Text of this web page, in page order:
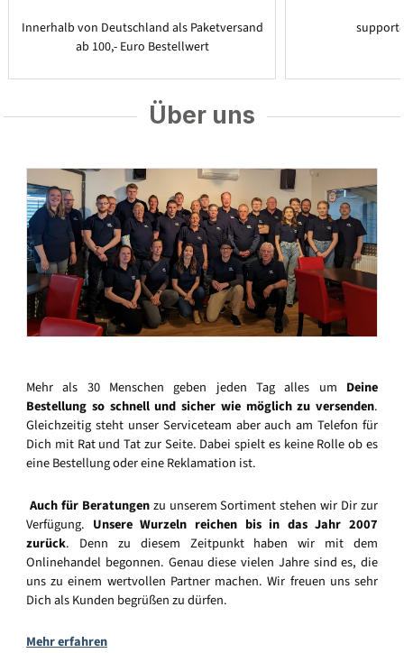
Innerhalb von Deutschland als Paketversand
ab 100,- Euro Bestellwert
Über uns
Mehr als 30 Menschen geben jeden Tag alles um Deine
Bestellung so schnell und sicher wie möglich zu versenden.
Gleichzeitig steht unser Serviceteam aber auch am Telefon für
Dich mit Rat und Tat zur Seite. Dabei spielt es keine Rolle ob es
eine Bestellung oder eine Reklamation ist.
Auch für Beratungenzu unserem Sortiment stehen wir Dir zur
Verfügung. Unsere Wurzeln reichen bis in das Jahr 2007
zurück. Denn zu diesem Zeitpunkt haben wir mit dem
Onlinehandel begonnen. Genau diese vielen Jahre sind es, die
uns zu einem wertvollen Partner machen. Wir freuen uns sehr
Dich als Kunden begrüßen zu dürfen.
Mehr erfahren